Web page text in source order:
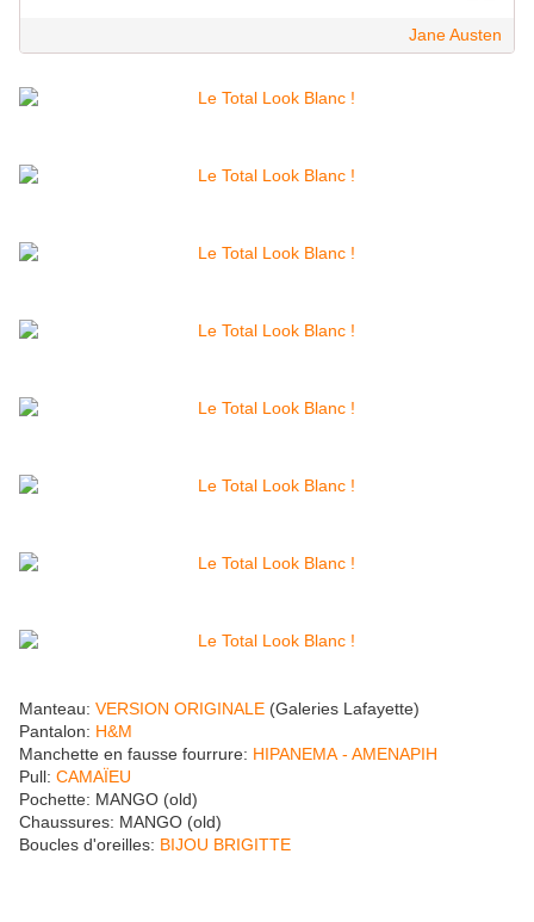
Jane Austen
Manteau: VERSION ORIGINALE (Galeries Lafayette)
Pantalon: H&M
Manchette en fausse fourrure: HIPANEMA - AMENAPIH
Pull: CAMAÏEU
Pochette: MANGO (old)
Chaussures: MANGO (old)
Boucles d'oreilles: BIJOU BRIGITTE